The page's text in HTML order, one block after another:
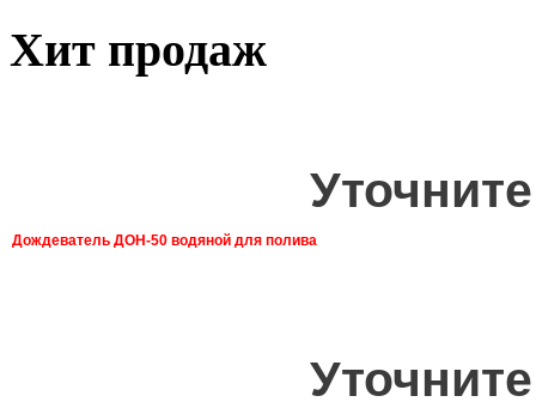
Хит продаж
Дождеватель ДОН-50 водяной для полива